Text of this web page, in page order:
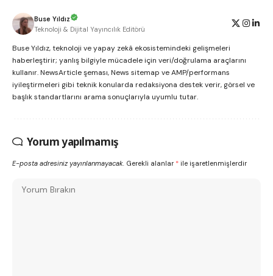
Buse Yıldız
Teknoloji & Dijital Yayıncılık Editörü
Buse Yıldız, teknoloji ve yapay zekâ ekosistemindeki gelişmeleri
haberleştirir; yanlış bilgiyle mücadele için veri/doğrulama araçlarını
kullanır. NewsArticle şeması, News sitemap ve AMP/performans
iyileştirmeleri gibi teknik konularda redaksiyona destek verir, görsel ve
başlık standartlarını arama sonuçlarıyla uyumlu tutar.
Yorum yapılmamış
E-posta adresiniz yayınlanmayacak. Gerekli alanlar * ile işaretlenmişlerdir